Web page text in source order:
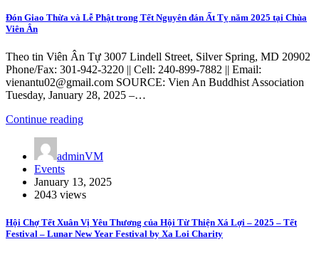
Đón Giao Thừa và Lễ Phật trong Tết Nguyên đán Ất Tỵ năm 2025 tại Chùa
Viên Ân
Theo tin Viên Ân Tự 3007 Lindell Street, Silver Spring, MD 20902
Phone/Fax: 301-942-3220 || Cell: 240-899-7882 || Email:
vienantu02@gmail.com SOURCE: Vien An Buddhist Association
Tuesday, January 28, 2025 –…
Continue reading
adminVM
Events
January 13, 2025
2043 views
Hội Chợ Tết Xuân Vị Yêu Thương của Hội Từ Thiện Xá Lợi – 2025 – Tết
Festival – Lunar New Year Festival by Xa Loi Charity